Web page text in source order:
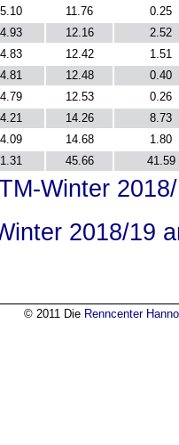
5.10 11.76
0.25
4.93 12.16
2.52
4.83 12.42
1.51
4.81 12.48
0.40
4.79 12.53
0.26
4.21 14.26
8.73
4.09 14.68
1.80
1.31 45.66 41.59
Winter
2018/19
© 2011 Die Renncenter